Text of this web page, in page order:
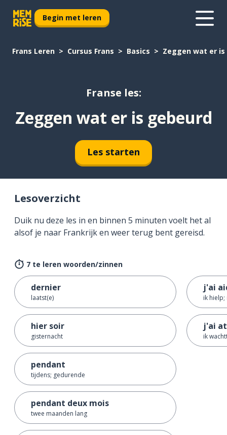
Begin met leren
Frans Leren Cursus Frans Basics Zeggen wat er
Franse les:
Zeggen wat er is gebeurd
Les starten
Lesoverzicht
Duik nu deze les in en binnen 5 minuten voelt het al
alsof je naar Frankrijk en weer terug bent gereisd.
7 te leren woorden/zinnen
dernier
laatst(e)
hier soir
gisternacht
pendant
tijdens; gedurende
pendant deux mois
twee maanden lang
j'ai
ik
j'ai
ik